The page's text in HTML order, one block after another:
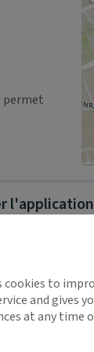
permet
l'application
!
rappels
cookies to
and gives
at any time